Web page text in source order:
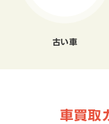
古い車
車買取